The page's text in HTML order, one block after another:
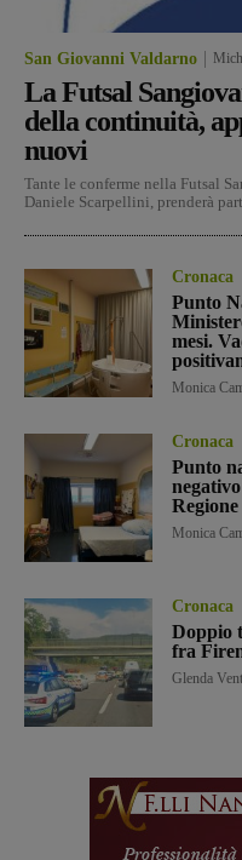
San Giovanni Valdarno
La Futsal
della continuità,
nuovi
Tante le conferme nella Futsal
Daniele Scarpellini, prenderà
Cronaca
Punto
mesi.
Monica
Cronaca
Punto
Monica
Cronaca
Doppio
fra
Glenda